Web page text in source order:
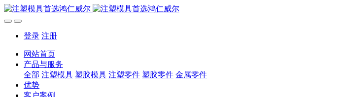
登录 注册
网站首页
产品与服务
全部 注塑模具 塑胶模具 注塑零件 塑胶零件 金属零件
优势
客户案例